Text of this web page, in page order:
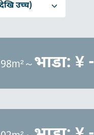
उच्च)
～भाडा: ¥ -